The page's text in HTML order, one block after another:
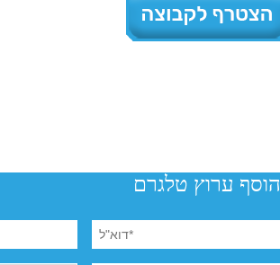
הוסף ערוץ טלגרם